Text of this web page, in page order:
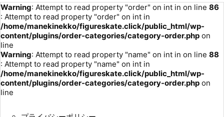
Warning: Attempt to read property "order" on int in on line 86
: Attempt to read property "order" on int in
/home/manekinekko/figureskate.click/public_html/wp-
content/plugins/order-categories/category-order.php on
line
Warning: Attempt to read property "name" on int in on line 88
: Attempt to read property "name" on int in
/home/manekinekko/figureskate.click/public_html/wp-
content/plugins/order-categories/category-order.php on
line